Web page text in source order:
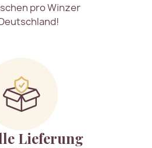
pro Winzer
Lieferung